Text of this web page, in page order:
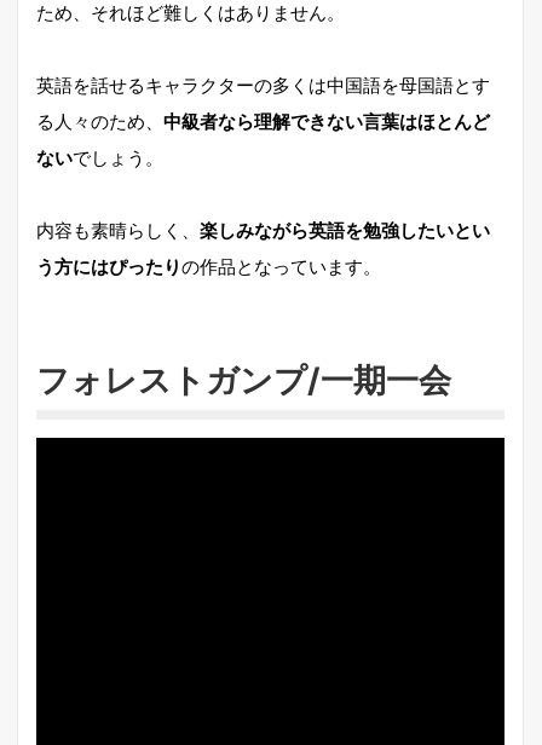
ため、それほど難しくはありません。
英語を話せるキャラクターの多くは中国語を母国語とす
る人々のため、 中級者なら理解できない言葉はほとんど
ないでしょう。
内容も素晴らしく、 楽しみながら英語を勉強したいとい
う方にはぴったりの作品となっています。
フォレストガンプ/一期一会